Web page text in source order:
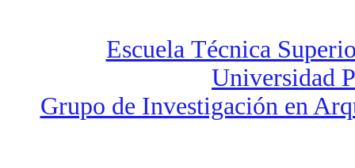
Escuela Técnica
Universidad
Grupo de Investigación en